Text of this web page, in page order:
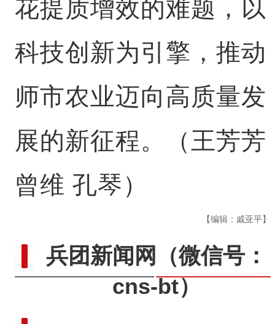
花提质增效的难题，以
科技创新为引擎，推动
师市农业迈向高质量发
展的新征程。（王芳芳
曾维 孔琴）
【编辑：戚亚平】
兵团新闻网
（微信号：
cns-bt）